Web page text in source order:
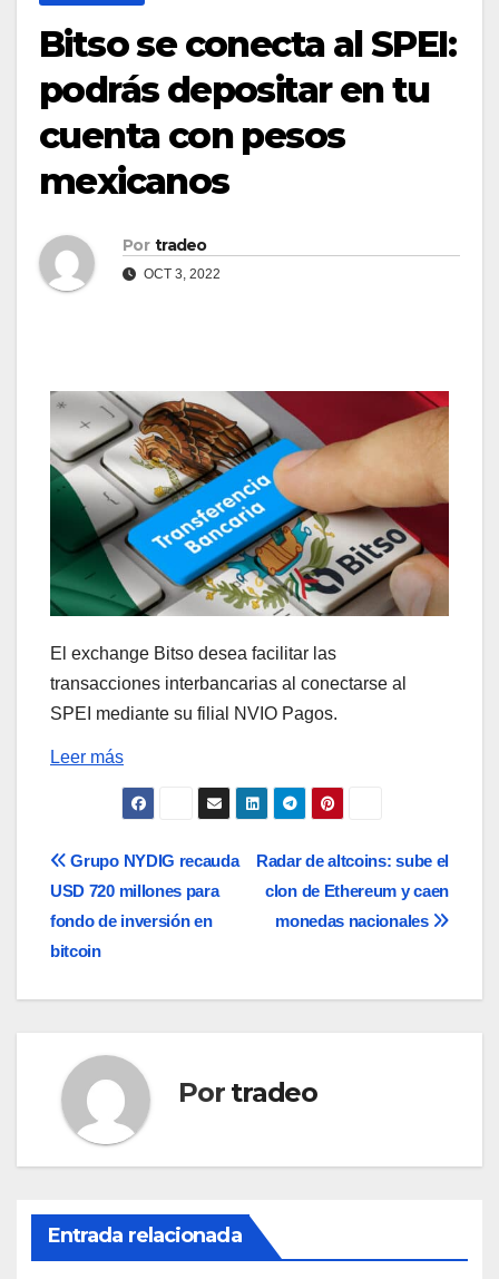
Bitso se conecta al SPEI:
podrás depositar en tu
cuenta con pesos
mexicanos
Por tradeo
OCT 3, 2022
El exchange Bitso desea facilitar las
transacciones interbancarias al conectarse al
SPEI mediante su filial NVIO Pagos.
Leer más
Navegación
de
entradas
Radar de altcoins: sube el
clon de Ethereum y caen
monedas nacionales
Grupo NYDIG recauda
USD 720 millones para
fondo de inversión en
bitcoin
Por tradeo
Entrada relacionada